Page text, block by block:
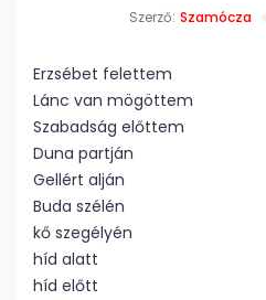
Szerző: Szamócza
Erzsébet felettem
Lánc van mögöttem
Szabadság előttem
Duna partján
Gellért alján
Buda szélén
kő szegélyén
híd alatt
híd előtt